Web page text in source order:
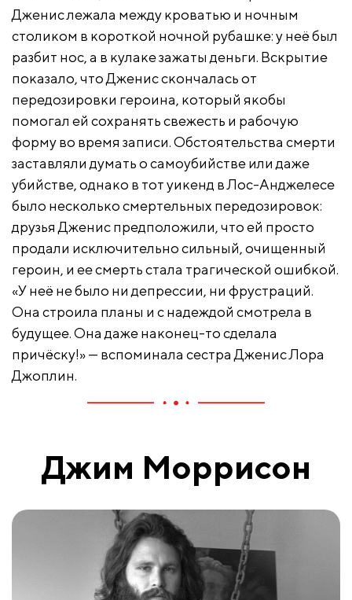
Дженис лежала между кроватью и ночным
столиком в короткой ночной рубашке: у неё был
разбит нос, а в кулаке зажаты деньги. Вскрытие
показало, что Дженис скончалась от
передозировки героина, который якобы
помогал ей сохранять свежесть и рабочую
форму во время записи. Обстоятельства смерти
заставляли думать о самоубийстве или даже
убийстве, однако в тот уикенд в Лос-Анджелесе
было несколько смертельных передозировок:
друзья Дженис предположили, что ей просто
продали исключительно сильный, очищенный
героин, и ее смерть стала трагической ошибкой.
«У неё не было ни депрессии, ни фрустраций.
Она строила планы и с надеждой смотрела в
будущее. Она даже наконец-то сделала
причёску!» — вспоминала сестра Дженис Лора
Джоплин.
Джим Моррисон